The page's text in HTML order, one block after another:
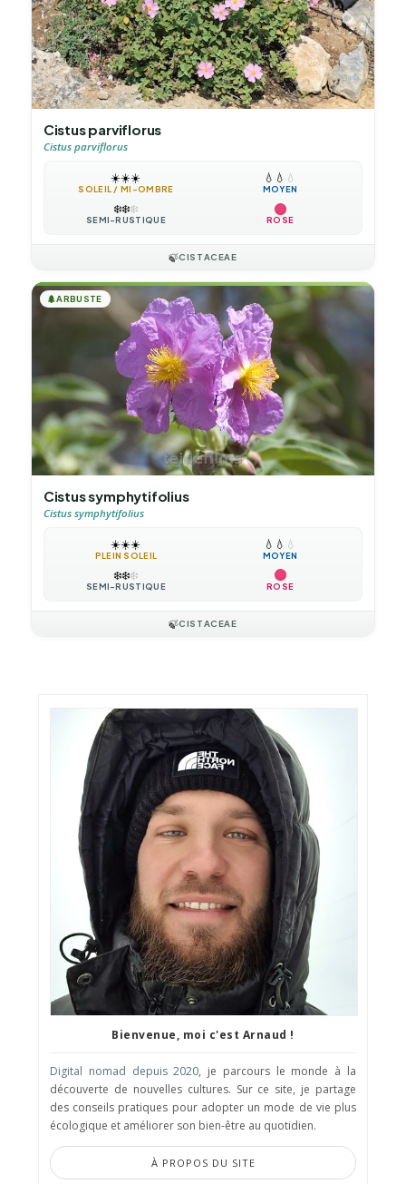
Cistus parviflorus
Cistus parviflorus
☀️☀️☀️
SOLEIL / MI-OMBRE
💧 💧 💧
MOYEN
❄️❄️❄️
SEMI-RUSTIQUE ROSE
🍃CISTACEAE
🌲ARBUSTE
Cistus symphytifolius
Cistus symphytifolius
☀️☀️☀️
PLEIN SOLEIL
💧 💧 💧
MOYEN
❄️❄️❄️
SEMI-RUSTIQUE ROSE
🍃CISTACEAE
Bienvenue, moi c'est Arnaud !
Digital nomad depuis 2020, je parcours le monde à la
découverte de nouvelles cultures. Sur ce site, je partage
des conseils pratiques pour adopter un mode de vie plus
écologique et améliorer son bien-être au quotidien.
À PROPOS DU SITE